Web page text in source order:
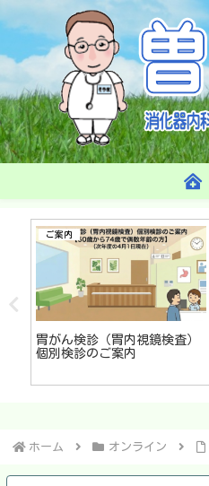
ご案内
胃がん検診（胃内視鏡検査）
個別検診のご案内
ホーム オンライン